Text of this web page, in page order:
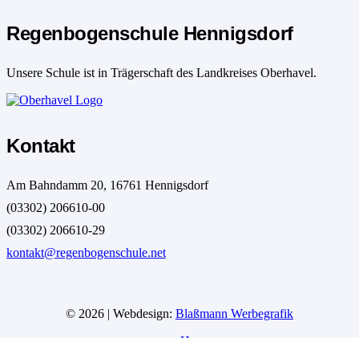
Regenbogenschule Hennigsdorf
Unsere Schule ist in Trägerschaft des Landkreises Oberhavel.
Kontakt
Am Bahndamm 20, 16761 Hennigsdorf
(03302) 206610-00
(03302) 206610-29
kontakt@regenbogenschule.net
© 2026 | Webdesign: Blaßmann Werbegrafik